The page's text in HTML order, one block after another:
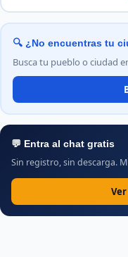
🔍 ¿No encuentras tu
Busca tu pueblo o ciudad
💬 Entra al chat gratis
Sin registro, sin descarga.